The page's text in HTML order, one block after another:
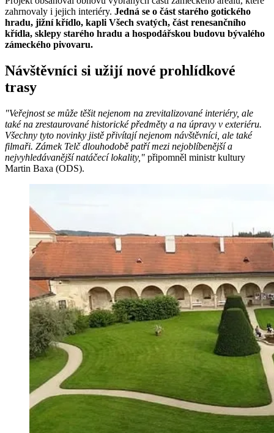
zahrnovaly i jejich interiéry. Jedná se o část starého gotického
hradu, jižní křídlo, kapli Všech svatých, část renesančního
křídla, sklepy starého hradu a hospodářskou budovu bývalého
zámeckého pivovaru.
Návštěvníci si užijí nové prohlídkové
trasy
"Veřejnost se může těšit nejenom na zrevitalizované interiéry, ale
také na zrestaurované historické předměty a na úpravy v exteriéru.
Všechny tyto novinky jistě přivítají nejenom návštěvníci, ale také
filmaři. Zámek Telč dlouhodobě patří mezi nejoblíbenější a
nejvyhledávanější natáčecí lokality," připomněl ministr kultury
Martin Baxa (ODS).